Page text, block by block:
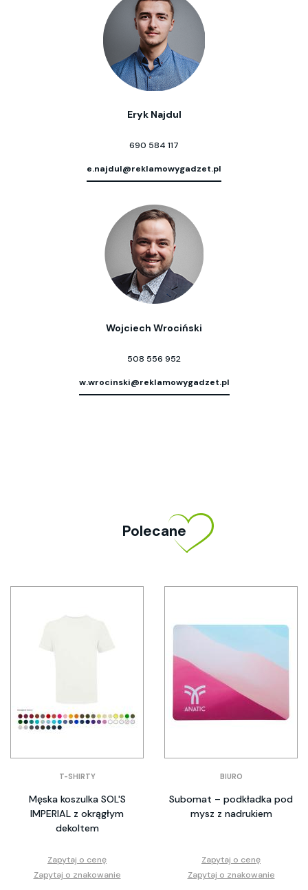
Eryk Najdul
690 584 117
e.najdul@reklamowygadzet.pl
Wojciech Wrociński
508 556 952
w.wrocinski@reklamowygadzet.pl
Polecane
T-SHIRTY
Męska koszulka SOL'S
IMPERIAL z okrągłym
dekoltem
Zapytaj o cenę
Zapytaj o znakowanie
BIURO
Subomat – podkładka pod
mysz z nadrukiem
Zapytaj o cenę
Zapytaj o znakowanie